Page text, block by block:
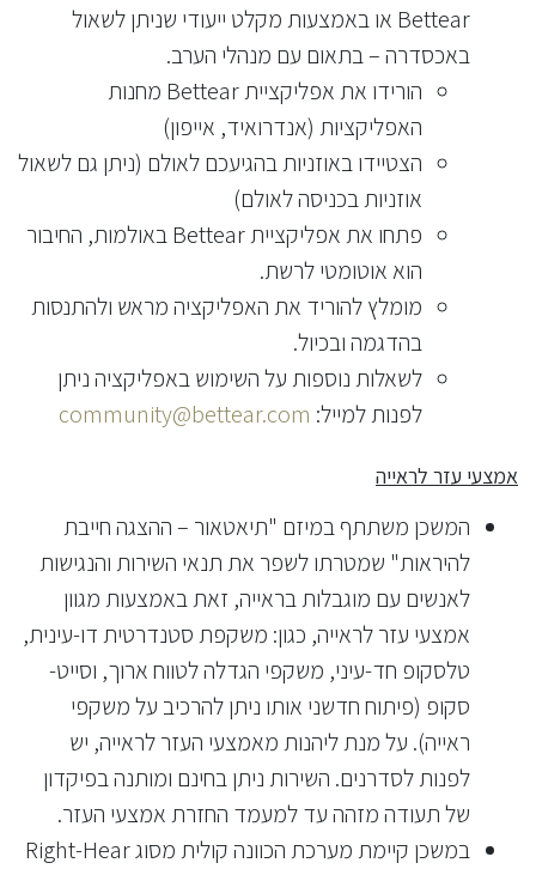
Bettear או באמצעות מקלט ייעודי שניתן לשאול
באכסדרה – בתאום עם מנהלי הערב.
הורידו את אפליקציית Bettear מחנות
האפליקציות (אנדרואיד, אייפון)
הצטיידו באוזניות בהגיעכם לאולם (ניתן גם לשאול
אוזניות בכניסה לאולם)
פתחו את אפליקציית Bettear באולמות, החיבור
הוא אוטומטי לרשת.
מומלץ להוריד את האפליקציה מראש ולהתנסות
בהדגמה ובכיול.
לשאלות נוספות על השימוש באפליקציה ניתן
לפנות למייל: community@bettear.com
אמצעי עזר לראייה
המשכן משתתף במיזם "תיאטאור – ההצגה חייבת
להיראות" שמטרתו לשפר את תנאי השירות והנגישות
לאנשים עם מוגבלות בראייה, זאת באמצעות מגוון
אמצעי עזר לראייה, כגון: משקפת סטנדרטית דו-עינית,
טלסקופ חד-עיני, משקפי הגדלה לטווח ארוך, וסייט-
סקופ (פיתוח חדשני אותו ניתן להרכיב על משקפי
ראייה). על מנת ליהנות מאמצעי העזר לראייה, יש
לפנות לסדרנים. השירות ניתן בחינם ומותנה בפיקדון
של תעודה מזהה עד למעמד החזרת אמצעי העזר.
במשכן קיימת מערכת הכוונה קולית מסוג Right-Hear